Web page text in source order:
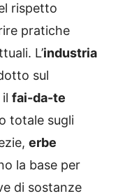
rispetto
pratiche
L’industria
sul
fai-da-te
totale sugli
erbe
la base per
di sostanze